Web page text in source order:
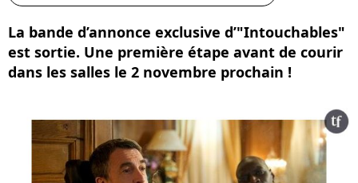
La bande d’annonce exclusive d’"Intouchables"
est sortie. Une première étape avant de courir
dans les salles le 2 novembre prochain !